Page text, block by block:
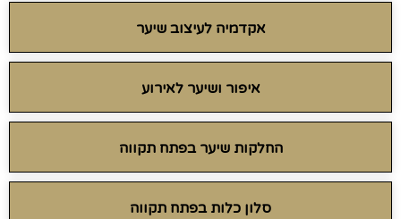
אקדמיה לעיצוב שיער
איפור ושיער לאירוע
החלקות שיער בפתח תקווה
סלון כלות בפתח תקווה